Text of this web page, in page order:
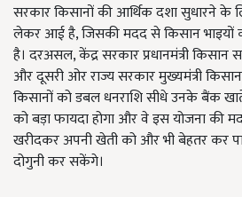
सरकार किसानों की आर्थिक दशा सुधारने के
लेकर आई है, जिसकी मदद से किसान भाइयों
है। दरअसल, केंद्र सरकार प्रधानमंत्री किसान
और दूसरी ओर राज्य सरकार मुख्यमंत्री
किसानों को डबल धनराशि सीधे उनके बैंक
को बड़ा फायदा होगा और वे इस योजना
खरीदकर अपनी खेती को और भी बेहतर कर
दोगुनी कर सकेंगे।